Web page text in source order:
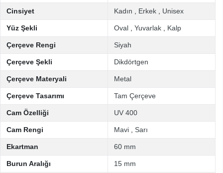
Cinsiyet Kadın Erkek Unisex
Yüz Şekli Oval Yuvarlak Kalp
Çerçeve Rengi Siyah
Çerçeve Şekli Dikdörtgen
Çerçeve Materyali Metal
Çerçeve Tasarımı Tam Çerçeve
Cam Özelliği UV 400
Cam Rengi Mavi Sarı
Ekartman 60 mm
Burun Aralığı 15 mm